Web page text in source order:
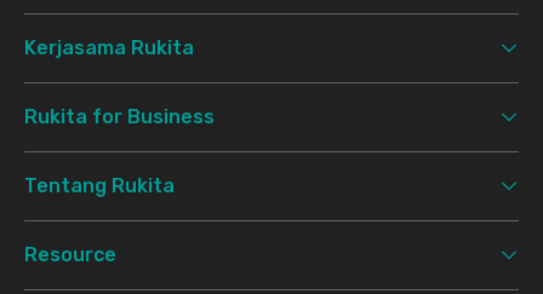
Kerjasama Rukita
Rukita for Business
Tentang Rukita
Resource